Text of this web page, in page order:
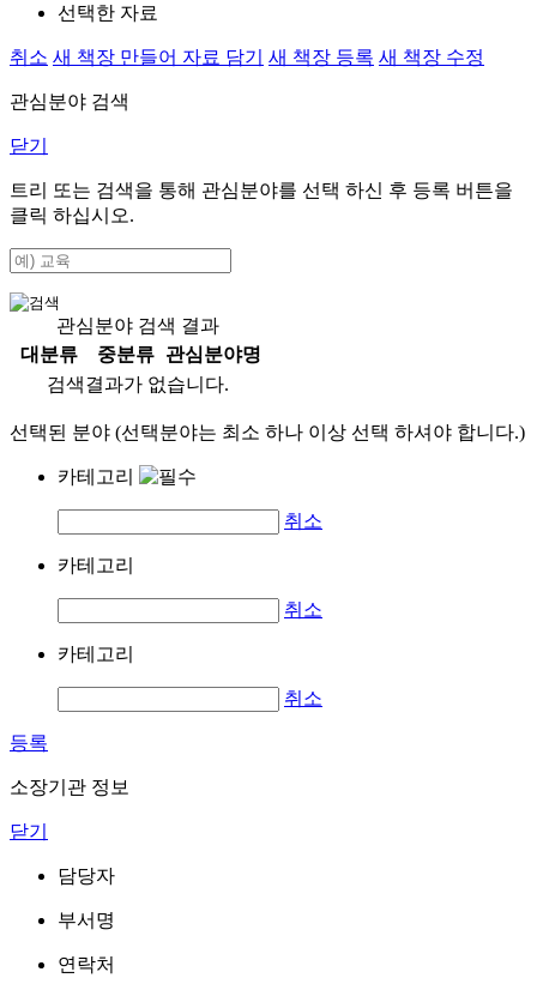
선택한 자료
취소 새 책장 만들어 자료 담기 새 책장 등록 새 책장 수정
관심분야 검색
닫기
트리 또는 검색을 통해 관심분야를 선택 하신 후 등록 버튼을
클릭 하십시오.
관심분야 검색 결과
대분류
중분류
관심분야명
검색결과가 없습니다.
선택된 분야 (선택분야는 최소 하나 이상 선택 하셔야 합니다.)
카테고리
취소
카테고리
취소
카테고리
취소
등록
소장기관 정보
닫기
담당자
부서명
연락처